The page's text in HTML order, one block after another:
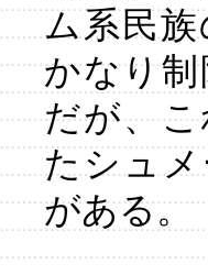
ム系民
かなり
だが、
たシュ
がある。